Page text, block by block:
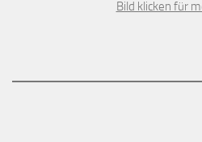
Bild klicken für